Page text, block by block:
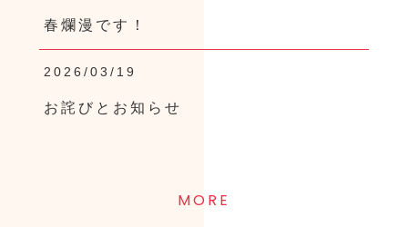
春爛漫です！
2026/03/19
お詫びとお知らせ
MORE